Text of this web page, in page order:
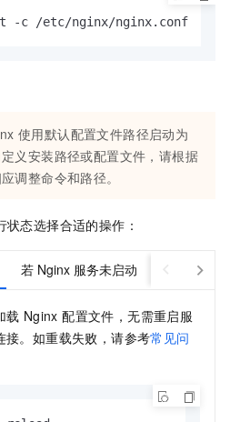
t -c /etc/nginx/nginx.conf
使用默认配置文件路径启动为
义安装路径或配置文件，请根据
调整命令和路径。
态选择合适的操作：
若 Nginx 服务未启动
载 Nginx 配置文件，无需重启服
接。如重载失败，请参考常见问